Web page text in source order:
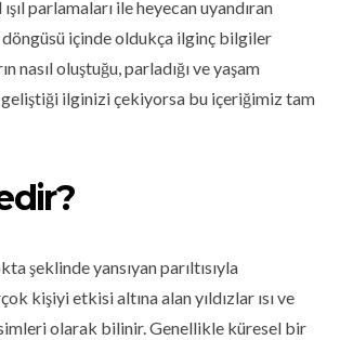
ışıl parlamaları ile heyecan uyandıran
döngüsü içinde oldukça ilginç bilgiler
nasıl oluştuğu, parladığı ve yaşam
geliştiği ilginizi çekiyorsa bu içeriğimiz tam
şeklinde yansıyan parıltısıyla
kişiyi etkisi altına alan yıldızlar ısı ve
olarak bilinir. Genellikle küresel bir